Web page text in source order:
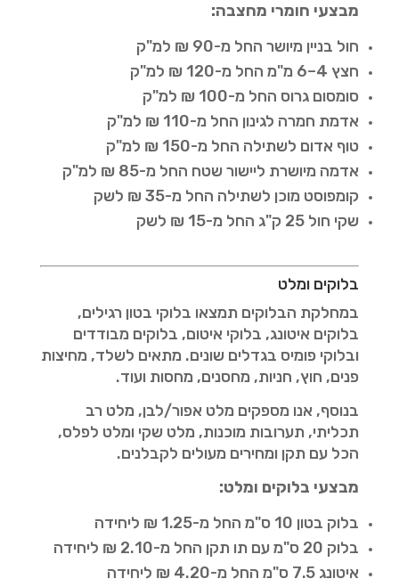
מבצעי חומרי מחצבה:
חול בניין מיושר החל מ-90 ₪ למ"ק
חצץ 4–6 מ"מ החל מ-120 ₪ למ"ק
סומסום גרוס החל מ-100 ₪ למ"ק
אדמת חמרה לגינון החל מ-110 ₪ למ"ק
טוף אדום לשתילה החל מ-150 ₪ למ"ק
אדמה מיושרת ליישור שטח החל מ-85 ₪ למ"ק
קומפוסט מוכן לשתילה החל מ-35 ₪ לשק
שקי חול 25 ק"ג החל מ-15 ₪ לשק
בלוקים ומלט
במחלקת הבלוקים תמצאו בלוקי בטון רגילים,
בלוקים איטונג, בלוקי איטום, בלוקים מבודדים
ובלוקי פומיס בגדלים שונים. מתאים לשלד, מחיצות
פנים, חוץ, חניות, מחסנים, מחסות ועוד.
בנוסף, אנו מספקים מלט אפור/לבן, מלט רב
תכליתי, תערובות מוכנות, מלט שקי ומלט לפלס,
הכל עם תקן ומחירים מעולים לקבלנים.
מבצעי בלוקים ומלט:
בלוק בטון 10 ס"מ החל מ-1.25 ₪ ליחידה
בלוק 20 ס"מ עם תו תקן החל מ-2.10 ₪ ליחידה
איטונג 7.5 ס"מ החל מ-4.20 ₪ ליחידה